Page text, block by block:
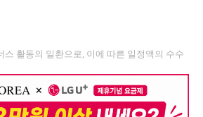
스 활동의 일환으로, 이에 따른 일정액의 수수